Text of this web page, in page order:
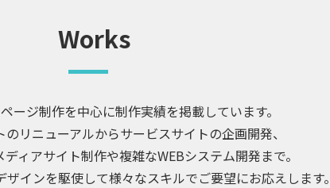
ージ制作を中心に制作実績を掲載しています。
リニューアルからサービスサイトの企画開発、
ィアサイト制作や複雑なWEBシステム開発まで。
インを駆使して様々なスキルでご要望にお応えします。